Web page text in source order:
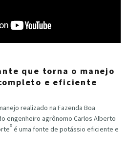
que torna o manejo
e eficiente
realizado na Fazenda Boa
engenheiro agrônomo Carlos Alberto
® é uma fonte de potássio eficiente e